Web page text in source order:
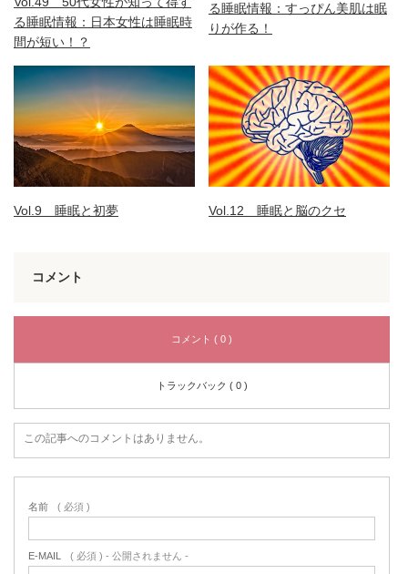
る睡眠情報：日本女性は睡眠時
間が短い！？
る睡眠情報：すっぴん美肌は眠
りが作る！
Vol.9 睡眠と初夢 Vol.12 睡眠と脳のクセ
コメント
コメント ( 0 )
トラックバック ( 0 )
この記事へのコメントはありません。
名前 ( 必須 )
E-MAIL ( 必須 ) - 公開されません -